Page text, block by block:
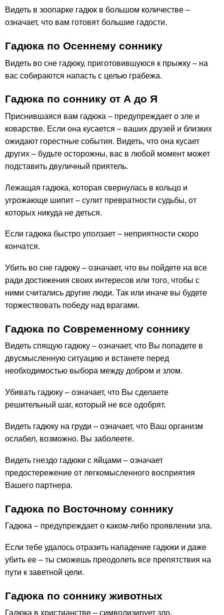
Видеть в зоопарке гадюк в большом количестве –
означает, что вам готовят большие гадости.
Гадюка по Осеннему соннику
Видеть во сне гадюку, приготовившуюся к прыжку – на
вас собираются напасть с целью грабежа.
Гадюка по соннику от А до Я
Приснившаяся вам гадюка – предупреждает о зле и
коварстве. Если она кусается – ваших друзей и близких
ожидают горестные события. Видеть, что она кусает
других – будьте осторожны, вас в любой момент может
подставить двуличный приятель.
Лежащая гадюка, которая свернулась в кольцо и
угрожающе шипит – сулит превратности судьбы, от
которых никуда не деться.
Если гадюка быстро уползает – неприятности скоро
кончатся.
Убить во сне гадюку – означает, что вы пойдете на все
ради достижения своих интересов или того, чтобы с
ними считались другие люди. Так или иначе вы будете
торжествовать победу над врагами.
Гадюка по Современному соннику
Видеть спящую гадюку – означает, что Вы попадете в
двусмысленную ситуацию и встанете перед
необходимостью выбора между добром и злом.
Убивать гадюку – означает, что Вы сделаете
решительный шаг, который не все одобрят.
Видеть гадюку на груди – означает, что Ваш организм
ослабел, возможно. Вы заболеете.
Видеть гнездо гадюки с яйцами – означает
предостережение от легкомысленного восприятия
Вашего партнера.
Гадюка по Восточному соннику
Гадюка – предупреждает о каком-либо проявлении зла.
Если тебе удалось отразить нападение гадюки и даже
убить ее – ты сможешь преодолеть все препятствия на
пути к заветной цели.
Гадюка по соннику животных
Гадюка в христианстве – символизирует зло.